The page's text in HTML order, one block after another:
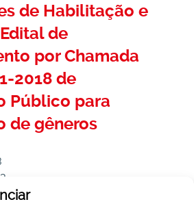
de Habilitação e
de
por Chamada
2018 de
Público para
de gêneros